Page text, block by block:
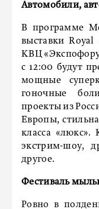
Автомобили,
В программе
выставки Royal
КВЦ
с 12:00 будут
мощные
гоночные
проекты из
Европы,
класса «люкс».
экстрим-шоу,
другое.
Фестиваль
Ровно в